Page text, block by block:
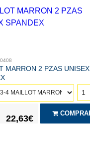
MARRON 2 PZAS UNISEX
22,63€